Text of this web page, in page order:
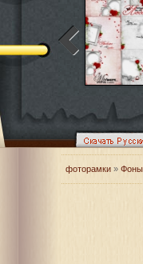
фоторамки »